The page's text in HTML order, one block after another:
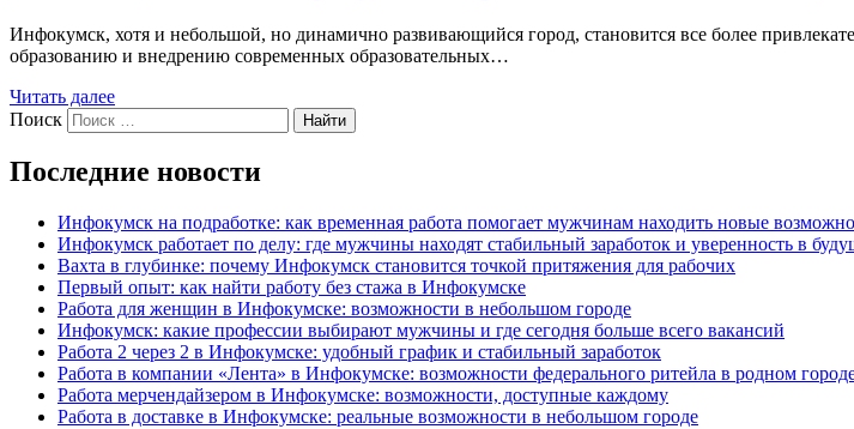
Инфокумск, хотя и небольшой, но динамично развивающийся город, становится все более
образованию и внедрению современных образовательных…
Читать далее
Поиск
Найти
Последние новости
Инфокумск на подработке: как временная работа помогает мужчинам находить новые
Инфокумск работает по делу: где мужчины находят стабильный заработок и уверенность в
Вахта в глубинке: почему Инфокумск становится точкой притяжения для рабочих
Первый опыт: как найти работу без стажа в Инфокумске
Работа для женщин в Инфокумске: возможности в небольшом городе
Инфокумск: какие профессии выбирают мужчины и где сегодня больше всего вакансий
Работа 2 через 2 в Инфокумске: удобный график и стабильный заработок
Работа в компании «Лента» в Инфокумске: возможности федерального ритейла в родном
Работа мерчендайзером в Инфокумске: возможности, доступные каждому
Работа в доставке в Инфокумске: реальные возможности в небольшом городе